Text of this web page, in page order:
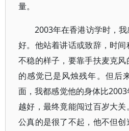
量。
2003年在香港访学时，
好。他站着讲话或致辞，时
不稳的样子，要靠手扶麦克
的感觉已是风烛残年。但后
面，我都感觉他的身体比
越好，最终竟能闯过百岁大
公真的是很了不起，他不但